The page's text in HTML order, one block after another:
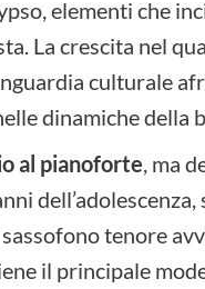
elementi che
La crescita nel
culturale
dinamiche della
al pianoforte , ma
tenore
il principale